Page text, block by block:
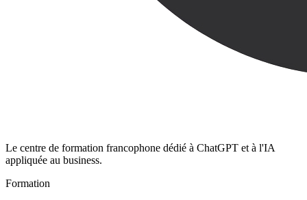
Le centre de formation francophone dédié à ChatGPT et à l'IA
appliquée au business.
Formation